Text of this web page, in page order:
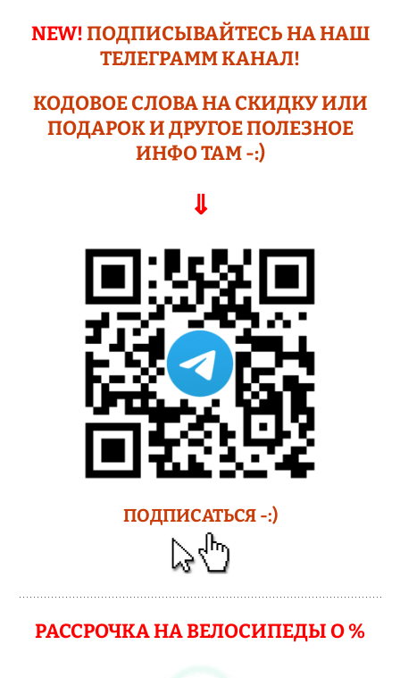
NEW!ПОДПИСЫВАЙТЕСЬ НА НАШ
ТЕЛЕГРАМM КАНАЛ!
КОДОВОЕ СЛОВА НА СКИДКУ ИЛИ
ПОДАРОК И ДРУГОЕПОЛЕЗНОЕ
ИНФО ТАМ -:)
⇓
ПОДПИСАТЬСЯ -:)
РАССРОЧКА НА ВЕЛОСИПЕДЫ О %